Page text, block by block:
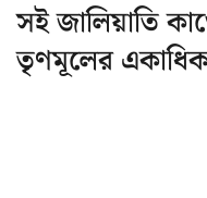
সই জালিয়াতি
তৃণমূলের